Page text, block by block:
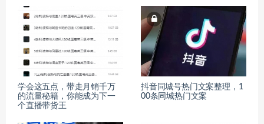
学会这五点，带走月销千万
的流量秘籍，你能成为下一
个直播带货王
抖音同城号热门文案整理，1
00条同城热门文案